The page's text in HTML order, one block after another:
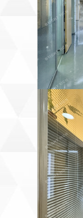
50 м 2
Статьи
Итоги
Всего
—
Автор: